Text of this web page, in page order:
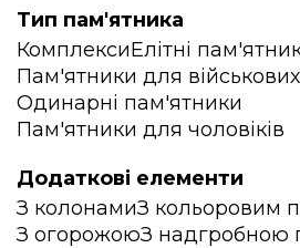
Тип пам'ятника
КомплексиЕлітні
Пам'ятники для
Одинарні пам'ятники
Пам'ятники для чоловіків
Додаткові елементи
З колонамиЗ кольоровим
З огорожоюЗ надгробною